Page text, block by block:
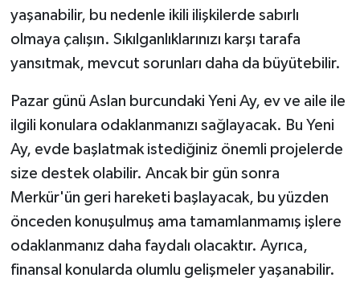
yaşanabilir, bu nedenle ikili ilişkilerde sabırlı
olmaya çalışın. Sıkılganlıklarınızı karşı tarafa
yansıtmak, mevcut sorunları daha da büyütebilir.
Pazar günü Aslan burcundaki Yeni Ay, ev ve aile ile
ilgili konulara odaklanmanızı sağlayacak. Bu Yeni
Ay, evde başlatmak istediğiniz önemli projelerde
size destek olabilir. Ancak bir gün sonra
Merkür'ün geri hareketi başlayacak, bu yüzden
önceden konuşulmuş ama tamamlanmamış işlere
odaklanmanız daha faydalı olacaktır. Ayrıca,
finansal konularda olumlu gelişmeler yaşanabilir.